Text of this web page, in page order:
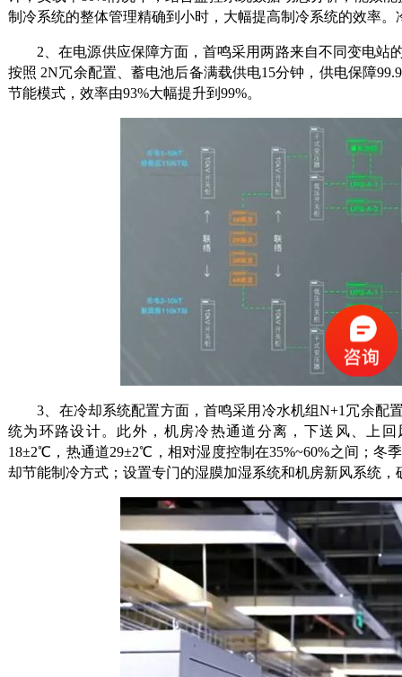
制冷系统的整体管理精确到小时，大幅提高制冷系统的效率。
2、在电源供应保障方面，首鸣采用两路来自不同变电站
按照 2N冗余配置、蓄电池后备满载供电15分钟，供电保障
节能模式，效率由93%大幅提升到99%。
3、在冷却系统配置方面，首鸣采用冷水机组N+1冗余配
统为环路设计。此外，机房冷热通道分离，下送风、上
18±2℃，热通道29±2℃，相对湿度控制在35%~60%之间；冬
却节能制冷方式；设置专门的湿膜加湿系统和机房新风系统，